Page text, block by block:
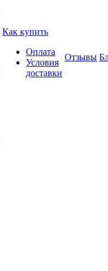
Как купить
Оплата
Условия
доставки
Отзывы